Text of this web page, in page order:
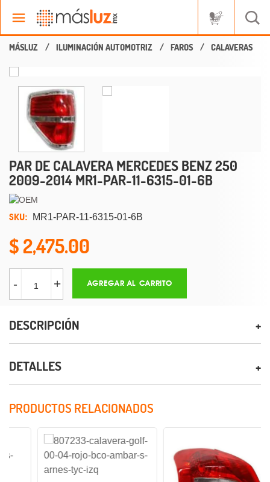
ILUMINACIÓN AUTOMOTRIZ FAROS CALAVERAS
PAR DE CALAVERA MERCEDES BENZ 250
2009-2014 MR1-PAR-11-6315-01-6B
SKU: MR1-PAR-11-6315-01-6B
2,475.00
- + AGREGAR AL CARRITO
DESCRIPCIÓN
DETALLES
PRODUCTOS RELACIONADOS